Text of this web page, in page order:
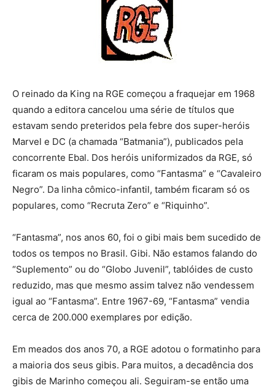
O reinado da King na RGE começou a fraquejar em 1968
quando a editora cancelou uma série de títulos que
estavam sendo preteridos pela febre dos super-heróis
Marvel e DC (a chamada “Batmania”), publicados pela
concorrente Ebal. Dos heróis uniformizados da RGE, só
ficaram os mais populares, como “Fantasma” e “Cavaleiro
Negro”. Da linha cômico-infantil, também ficaram só os
populares, como “Recruta Zero” e “Riquinho”.
“Fantasma”, nos anos 60, foi o gibi mais bem sucedido de
todos os tempos no Brasil. Gibi. Não estamos falando do
“Suplemento” ou do “Globo Juvenil”, tablóides de custo
reduzido, mas que mesmo assim talvez não vendessem
igual ao “Fantasma”. Entre 1967-69, “Fantasma” vendia
cerca de 200.000 exemplares por edição.
Em meados dos anos 70, a RGE adotou o formatinho para
a maioria dos seus gibis. Para muitos, a decadência dos
gibis de Marinho começou ali. Seguiram-se então uma